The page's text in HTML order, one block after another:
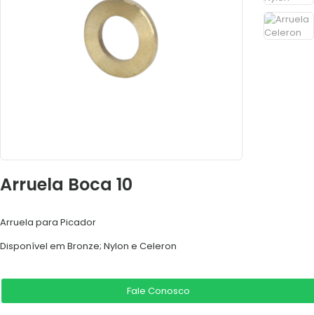
Arruela Boca 10
Arruela para Picador
Disponível em Bronze; Nylon e Celeron
Fale Conosco